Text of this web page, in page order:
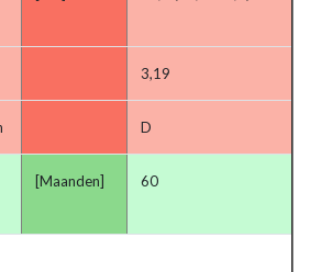
3,19
D
[Maanden] 60